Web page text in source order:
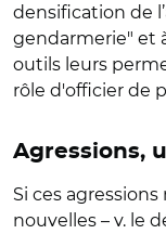
densification de
gendarmerie" et
outils leurs
rôle d'officier de
Agressions,
Si ces
nouvelles – v. le